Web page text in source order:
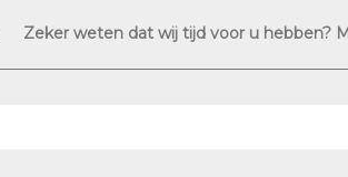
Zeker weten dat wij tijd voor u hebben?